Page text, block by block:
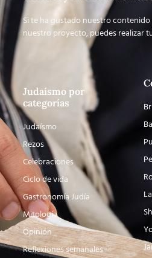
Si te ha gustado nuestro
nuestro proyecto, puedes realizar
Judaísmo por
categorías
Judaísmo
Rezos
Celebraciones
Ciclo de vida
Gastronomía Judía
Mitología
Opinión
Reflexiones semanales